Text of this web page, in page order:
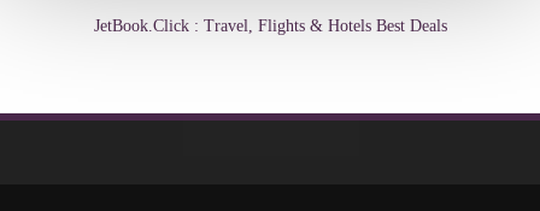
JetBook.Click : Travel, Flights & Hotels Best Deals